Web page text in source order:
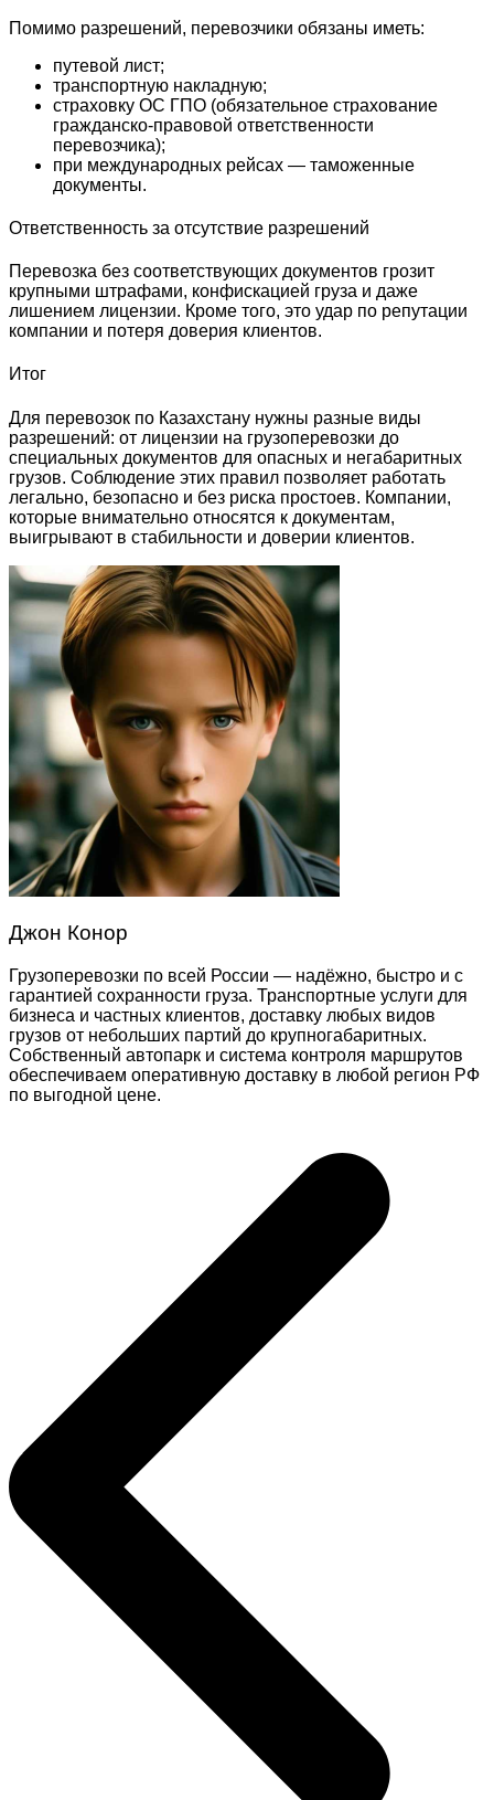
Помимо разрешений, перевозчики обязаны иметь:
путевой лист;
транспортную накладную;
страховку ОС ГПО (обязательное страхование
гражданско-правовой ответственности
перевозчика);
при международных рейсах — таможенные
документы.
Ответственность за отсутствие разрешений
Перевозка без соответствующих документов грозит
крупными штрафами, конфискацией груза и даже
лишением лицензии. Кроме того, это удар по репутации
компании и потеря доверия клиентов.
Итог
Для перевозок по Казахстану нужны разные виды
разрешений: от лицензии на грузоперевозки до
специальных документов для опасных и негабаритных
грузов. Соблюдение этих правил позволяет работать
легально, безопасно и без риска простоев. Компании,
которые внимательно относятся к документам,
выигрывают в стабильности и доверии клиентов.
Джон Конор
Грузоперевозки по всей России — надёжно, быстро и с
гарантией сохранности груза. Транспортные услуги для
бизнеса и частных клиентов, доставку любых видов
грузов от небольших партий до крупногабаритных.
Собственный автопарк и система контроля маршрутов
обеспечиваем оперативную доставку в любой регион РФ
по выгодной цене.